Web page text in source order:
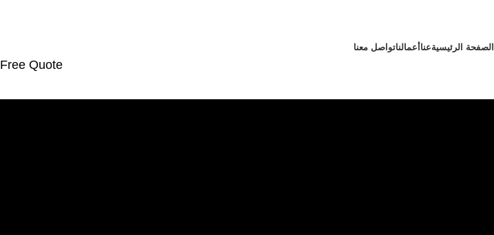
الصفحة الرئيسيةعنا أعمالناتواصل معنا
Free Quote